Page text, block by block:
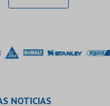
NOTICIAS